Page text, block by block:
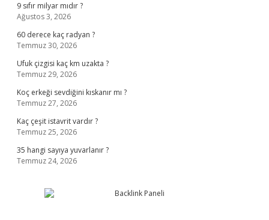
9 sıfır milyar mıdır ?
Ağustos 3, 2026
60 derece kaç radyan ?
Temmuz 30, 2026
Ufuk çizgisi kaç km uzakta ?
Temmuz 29, 2026
Koç erkeği sevdiğini kıskanır mı ?
Temmuz 27, 2026
Kaç çeşit istavrit vardır ?
Temmuz 25, 2026
35 hangi sayıya yuvarlanır ?
Temmuz 24, 2026